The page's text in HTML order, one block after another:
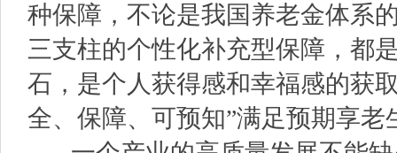
种保障，不论是我国养老金体系
三支柱的个性化补充型保障，都
石，是个人获得感和幸福感的获
全、保障、可预知”满足预期享